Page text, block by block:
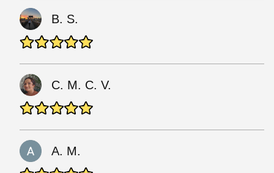
B. S.
C. M. C. V.
A. M.